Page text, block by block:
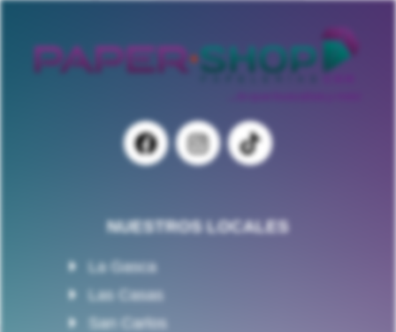
NUESTROS LOCALES
La Gasca
Las Casas
San Carlos